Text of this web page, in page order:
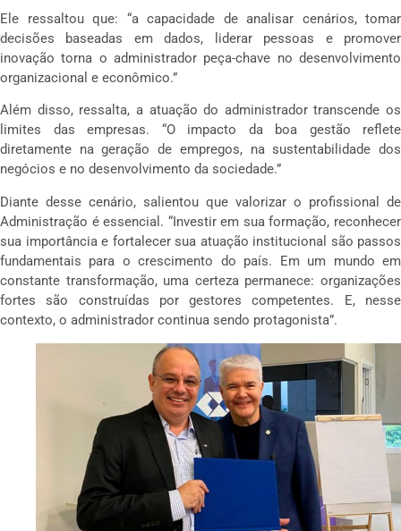
Ele ressaltou que: “a capacidade de analisar cenários, tomar
decisões baseadas em dados, liderar pessoas e promover
inovação torna o administrador peça-chave no desenvolvimento
organizacional e econômico.”
Além disso, ressalta, a atuação do administrador transcende os
limites das empresas. “O impacto da boa gestão reflete
diretamente na geração de empregos, na sustentabilidade dos
negócios e no desenvolvimento da sociedade.”
Diante desse cenário, salientou que valorizar o profissional de
Administração é essencial. “Investir em sua formação, reconhecer
sua importância e fortalecer sua atuação institucional são passos
fundamentais para o crescimento do país. Em um mundo em
constante transformação, uma certeza permanece: organizações
fortes são construídas por gestores competentes. E, nesse
contexto, o administrador continua sendo protagonista”.